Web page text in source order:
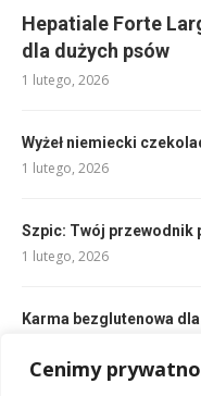
Cenimy
Hepatiale Forte
dla dużych psów
1 lutego, 2026
Wyżeł niemiecki
1 lutego, 2026
Szpic: Twój przewodnik
1 lutego, 2026
Karma bezglutenowa
2 lutego, 2026